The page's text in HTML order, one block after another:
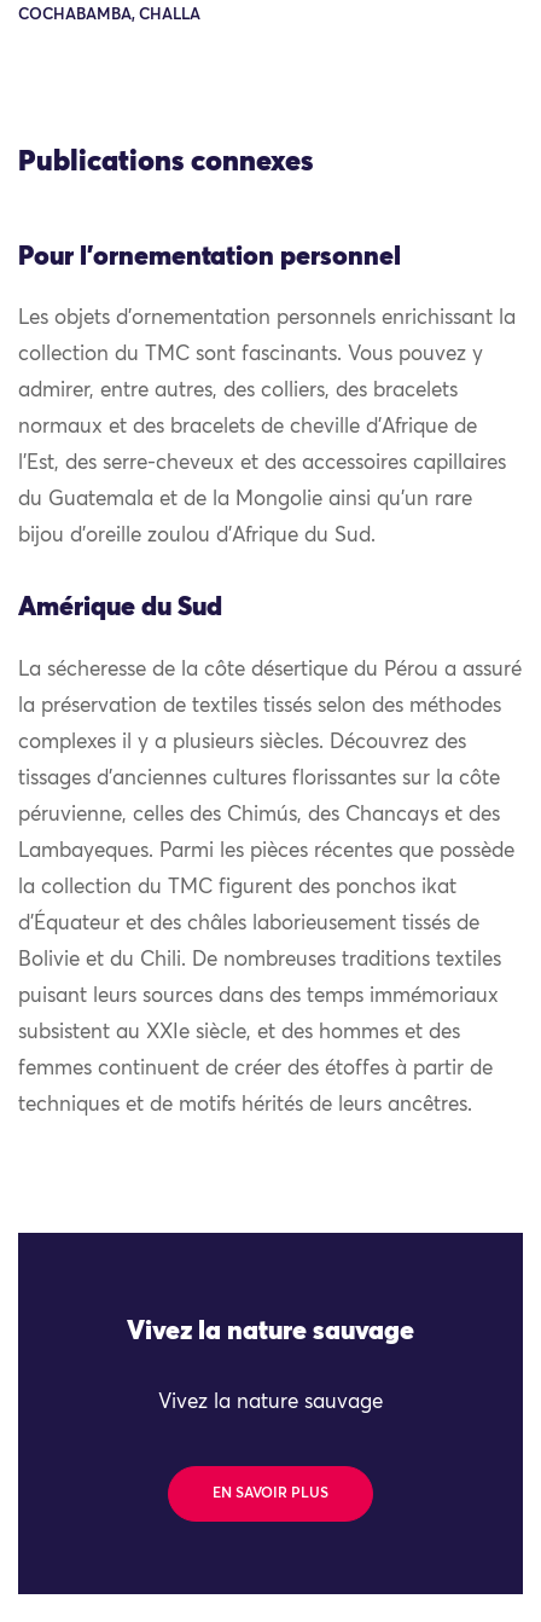
COCHABAMBA, CHALLA
Publications connexes
Pour l'ornementation personnel
Les objets d’ornementation personnels enrichissant la
collection du TMC sont fascinants. Vous pouvez y
admirer, entre autres, des colliers, des bracelets
normaux et des bracelets de cheville d’Afrique de
l’Est, des serre-cheveux et des accessoires capillaires
du Guatemala et de la Mongolie ainsi qu’un rare
bijou d’oreille zoulou d’Afrique du Sud.
Amérique du Sud
La sécheresse de la côte désertique du Pérou a assuré
la préservation de textiles tissés selon des méthodes
complexes il y a plusieurs siècles. Découvrez des
tissages d’anciennes cultures florissantes sur la côte
péruvienne, celles des Chimús, des Chancays et des
Lambayeques. Parmi les pièces récentes que possède
la collection du TMC figurent des ponchos ikat
d’Équateur et des châles laborieusement tissés de
Bolivie et du Chili. De nombreuses traditions textiles
puisant leurs sources dans des temps immémoriaux
subsistent au XXIe siècle, et des hommes et des
femmes continuent de créer des étoffes à partir de
techniques et de motifs hérités de leurs ancêtres.
Vivez la nature sauvage
Vivez la nature sauvage
EN SAVOIR PLUS